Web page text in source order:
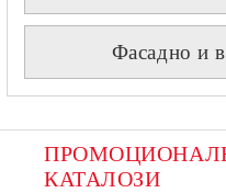
Фасадно и
КАТАЛОЗИ